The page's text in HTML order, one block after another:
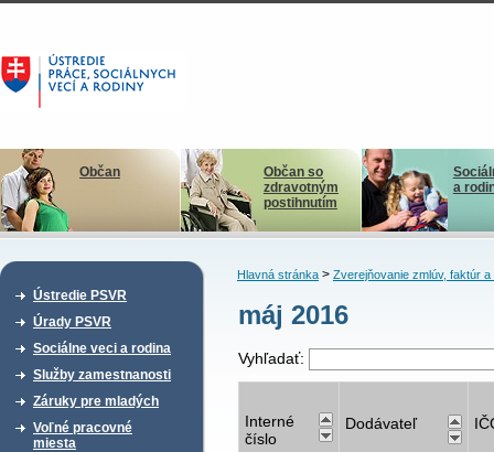
Občan
Občan so
zdravotným
postihnutím
a
Ústredie PSVR
Úrady PSVR
Sociálne veci a rodina
Služby zamestnanosti
Záruky pre mladých
Voľné pracovné
miesta
Hlavná stránka> Zverejňovanie zmlúv, faktúr a
máj 2016
Vyhľadať:
Interné
číslo
Dodávateľ